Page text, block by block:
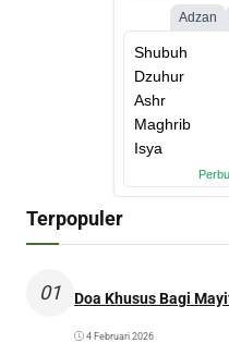
Terpopuler
01 Doa Khusus Bagi
4 Februari 2026